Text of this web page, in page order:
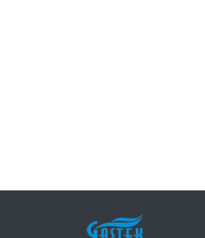
ПОСЛЕДНИ НОВИНИ